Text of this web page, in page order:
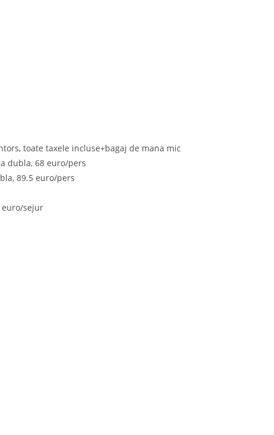
toate taxele incluse+bagaj de mana mic
dubla, 68 euro/pers
89.5 euro/pers
euro/sejur